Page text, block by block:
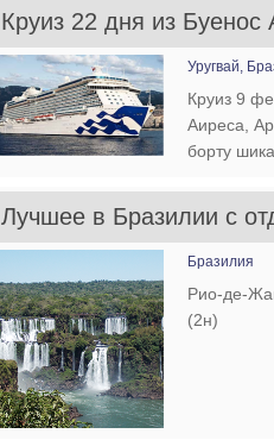
Круиз 22 дня из
Уругвай,
Круиз 9
Аиреса,
борту
Лучшее в Бразилии с
Бразилия
Рио-де-
(2н)